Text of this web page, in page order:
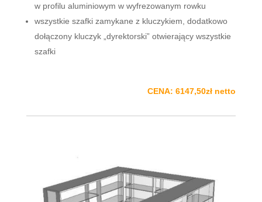
w profilu aluminiowym w wyfrezowanym rowku
wszystkie szafki zamykane z kluczykiem, dodatkowo
dołączony kluczyk „dyrektorski” otwierający wszystkie
szafki
CENA: 6147,50zł netto